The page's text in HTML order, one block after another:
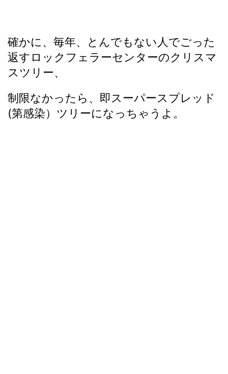
確かに、毎年、とんでもない人でごった
返すロックフェラーセンターのクリスマ
スツリー、
制限なかったら、即スーパースプレッド
(第感染）ツリーになっちゃうよ。